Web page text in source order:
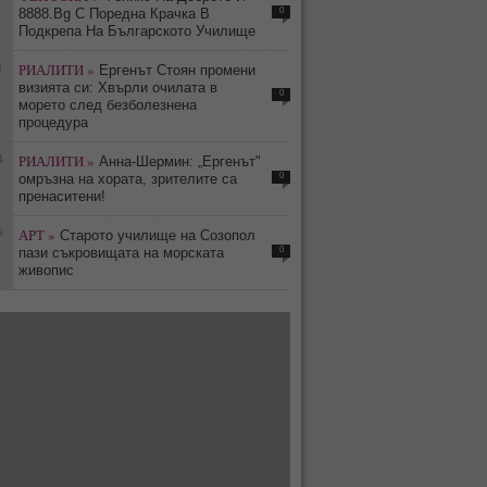
8888.Bg С Поредна Крачка В
Подкрепа На Българското Училище
0
РИАЛИТИ » Ергенът Стоян промени
визията си: Хвърли очилата в
морето след безболезнена
процедура
0
РИАЛИТИ » Анна-Шермин: „Ергенът"
омръзна на хората, зрителите са
пренаситени!
0
АРТ » Старото училище на Созопол
пази съкровищата на морската
живопис
0